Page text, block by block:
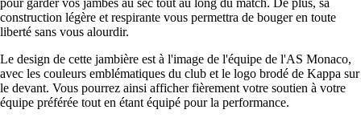
construction légère et respirante vous permettra de bouger en toute
liberté sans vous alourdir.
Le design de cette jambière est à l'image de l'équipe de l'AS Monaco,
avec les couleurs emblématiques du club et le logo brodé de Kappa sur
le devant. Vous pourrez ainsi afficher fièrement votre soutien à votre
équipe préférée tout en étant équipé pour la performance.